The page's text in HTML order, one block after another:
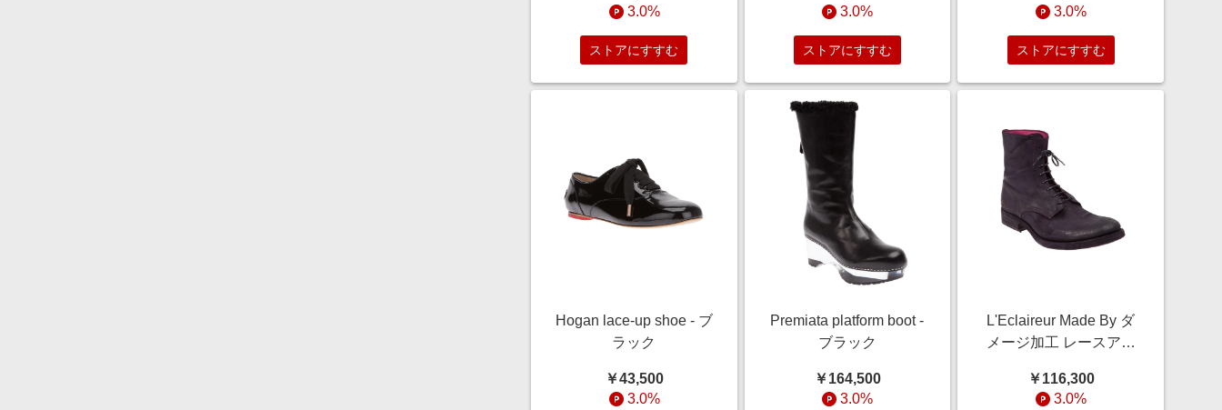
3.0%
ストアにすすむ
3.0%
ストアにすすむ
3.0%
ストアにすすむ
Hogan lace-up shoe - ブ
ラック
￥43,500
3.0%
Premiata platform boot -
ブラック
￥164,500
3.0%
L'Eclaireur Made By ダ
メージ加工 レースアッ
￥116,300
3.0%